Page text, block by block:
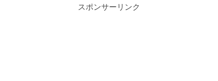
スポンサーリンク